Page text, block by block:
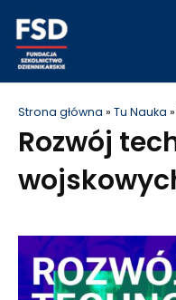
content
Strona główna » Tu Nauka »
Rozwój